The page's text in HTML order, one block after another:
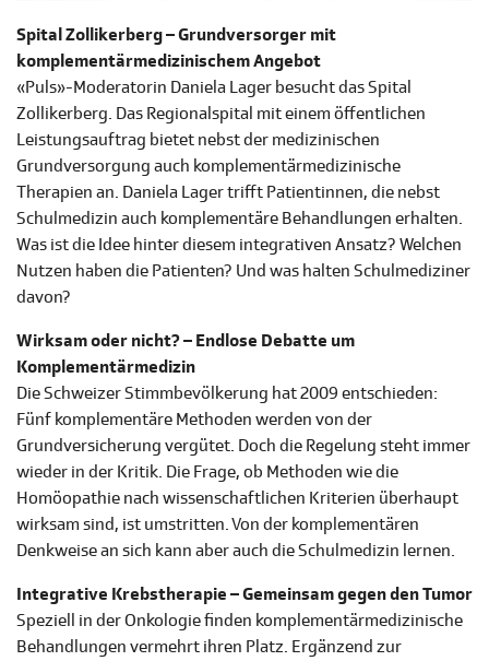
Spital Zollikerberg – Grundversorger mit
komplementärmedizinischem Angebot
«Puls»-Moderatorin Daniela Lager besucht das Spital
Zollikerberg. Das Regionalspital mit einem öffentlichen
Leistungsauftrag bietet nebst der medizinischen
Grundversorgung auch komplementärmedizinische
Therapien an. Daniela Lager trifft Patientinnen, die nebst
Schulmedizin auch komplementäre Behandlungen erhalten.
Was ist die Idee hinter diesem integrativen Ansatz? Welchen
Nutzen haben die Patienten? Und was halten Schulmediziner
davon?
Wirksam oder nicht? – Endlose Debatte um
Komplementärmedizin
Die Schweizer Stimmbevölkerung hat 2009 entschieden:
Fünf komplementäre Methoden werden von der
Grundversicherung vergütet. Doch die Regelung steht immer
wieder in der Kritik. Die Frage, ob Methoden wie die
Homöopathie nach wissenschaftlichen Kriterien überhaupt
wirksam sind, ist umstritten. Von der komplementären
Denkweise an sich kann aber auch die Schulmedizin lernen.
Integrative Krebstherapie – Gemeinsam gegen den Tumor
Speziell in der Onkologie finden komplementärmedizinische
Behandlungen vermehrt ihren Platz. Ergänzend zur